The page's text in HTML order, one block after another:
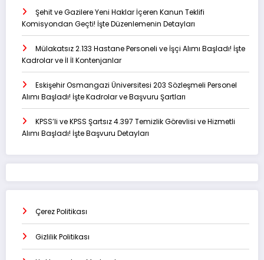
Şehit ve Gazilere Yeni Haklar İçeren Kanun Teklifi
Komisyondan Geçti! İşte Düzenlemenin Detayları
Mülakatsız 2.133 Hastane Personeli ve İşçi Alımı Başladı! İşte
Kadrolar ve İl İl Kontenjanlar
Eskişehir Osmangazi Üniversitesi 203 Sözleşmeli Personel
Alımı Başladı! İşte Kadrolar ve Başvuru Şartları
KPSS’li ve KPSS Şartsız 4.397 Temizlik Görevlisi ve Hizmetli
Alımı Başladı! İşte Başvuru Detayları
Çerez Politikası
Gizlilik Politikası